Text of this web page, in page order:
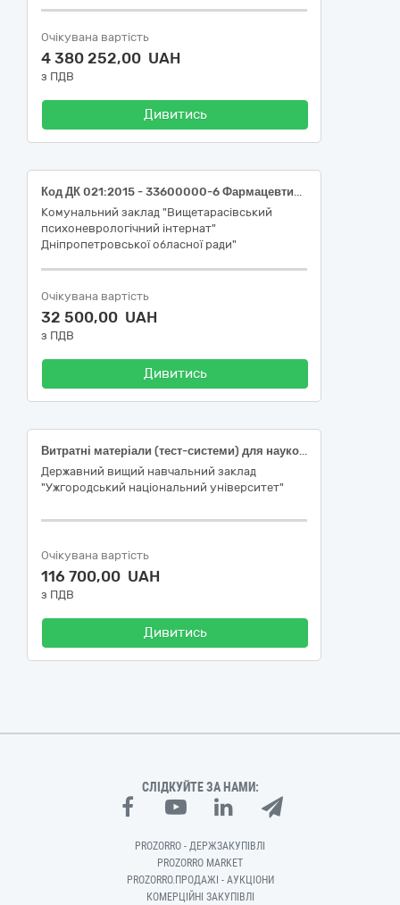
Очікувана вартість
4 380 252,00 UAH
з ПДВ
Дивитись
Код ДК 021:2015 - 33600000-6 Фармацевтична продукція (придбання ліків - МНН: Valproic acid, Etamsylate, Chlorpromazine, Zuclopenthixol)
Комунальний заклад "Вищетарасівський
психоневрологічний інтернат"
Дніпропетровської обласної ради"
Очікувана вартість
32 500,00 UAH
з ПДВ
Дивитись
Витратні матеріали (тест-системи) для наукових досліджень: Тест-система E-EL-H6156 Human IL-6(Interleukin 6) ELISA Kit; Тест-система E-EL-H0109 Human TNF-α(Tumor Necrosis Factor Alpha) ELISA Kit; Тест-система ER1707 Rat GABA (Gamma-aminobutyric acid) ELISA Kit, в рамках виконання проєкту з виконання наукового дослідження «Стратегія спрямованого синтезу функціональних халькогенгалогенідних матеріалів для потреб медицини й енергетики» за реєстраційним номером № 2023.03/0176 (ДК 021:2015 33690000-3 Лікарські засоби різні (33696500-0 Лабораторні реактиви))
Державний вищий навчальний заклад
"Ужгородський національний університет"
Очікувана вартість
116 700,00 UAH
з ПДВ
Дивитись
СЛІДКУЙТЕ ЗА НАМИ:
PROZORRO - ДЕРЖЗАКУПІВЛІ
PROZORRO MARKET
PROZORRO.ПРОДАЖІ - АУКЦІОНИ
КОМЕРЦІЙНІ ЗАКУПІВЛІ